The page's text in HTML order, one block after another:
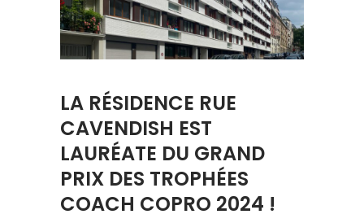
LA RÉSIDENCE RUE
CAVENDISH EST
LAURÉATE DU GRAND
PRIX DES TROPHÉES
COACH COPRO 2024 !